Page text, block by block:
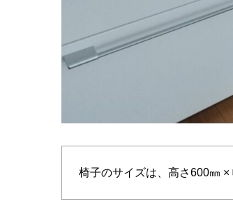
椅子のサイズは、高さ600㎜